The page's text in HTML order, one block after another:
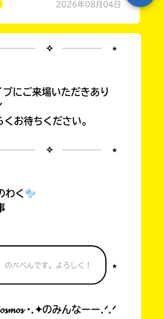
のべぺんです。よろしく！
2026年08月04日
✧ ┈┈┈┈ ⋆
にご来場いただきあり
お待ちください。
✧ ┈┈┈┈ ⋆
わく
✧ ┈┈┈┈ ⋆
·.✦のみんなーー.ᐟ.ᐟ